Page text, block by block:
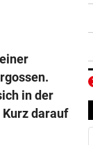
in der
darauf